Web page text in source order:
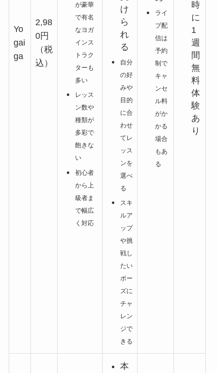
Yo
gai
ga
2,98
0円
（税
込）
が豪華
で有名
なヨガ
インス
トラク
ターも
多い
レッス
ン数や
種類が
多彩で
飽きな
い
初心者
から上
級者ま
で幅広
く対応
け
ら
れ
る
自分
の好
みや
目的
に合
わせ
てレ
ッス
ンを
選べ
る
スキ
ルア
ップ
や挑
戦し
たい
ポー
ズに
チャ
レン
ジで
きる
ライ
ブ配
信は
予約
制で
キャ
ンセ
ル料
がか
かる
場合
もあ
る
時
に
1
週
間
無
料
体
験
あ
り
本